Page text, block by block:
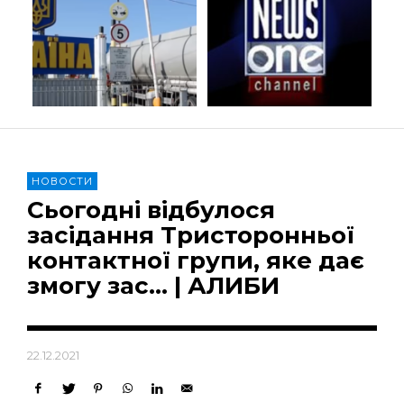
НОВОСТИ
Сьогодні відбулося
засідання Тристоронньої
контактної групи, яке дає
змогу зас… | АЛИБИ
22.12.2021